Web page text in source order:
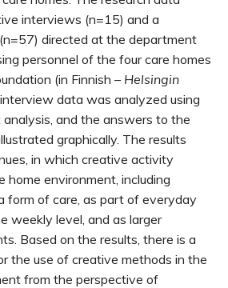
interviews (n=15) and a
directed at the department
personnel of the four care homes
(in Finnish – Helsingin
data was analyzed using
and the answers to the
graphically. The results
in which creative activity
home environment, including
form of care, as part of everyday
weekly level, and as larger
Based on the results, there is a
the use of creative methods in the
from the perspective of